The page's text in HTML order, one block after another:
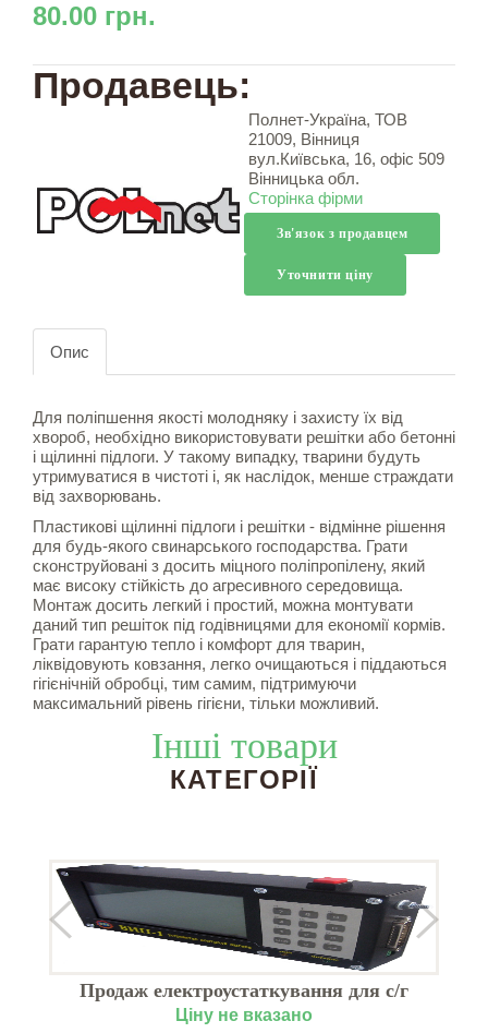
80.00 грн.
Продавець:
Полнет-Україна, ТОВ
21009, Вінниця
вул.Київська, 16, офіс 509
Вінницька обл.
Сторінка фірми
Зв'язок з продавцем
Уточнити ціну
Опис
Для поліпшення якості молодняку і захисту їх від
хвороб, необхідно використовувати решітки або бетонні
і щілинні підлоги. У такому випадку, тварини будуть
утримуватися в чистоті і, як наслідок, менше страждати
від захворювань.
Пластикові щілинні підлоги і решітки - відмінне рішення
для будь-якого свинарського господарства. Грати
сконструйовані з досить міцного поліпропілену, який
має високу стійкість до агресивного середовища.
Монтаж досить легкий і простий, можна монтувати
даний тип решіток під годівницями для економії кормів.
Грати гарантую тепло і комфорт для тварин,
ліквідовують ковзання, легко очищаються і піддаються
гігієнічній обробці, тим самим, підтримуючи
максимальний рівень гігієни, тільки можливий.
Інші товари
КАТЕГОРІЇ
Продаж електроустаткування для с/г
техніки
Ціну не вказано